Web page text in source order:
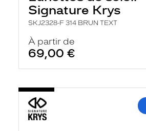
Signature Krys
SKJ2328-F 314 BRUN TEXT
À partir de
69,00 €